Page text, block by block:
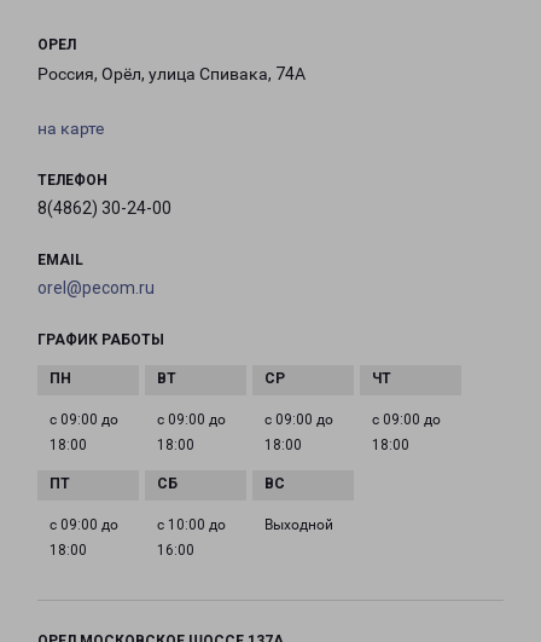
ОРЕЛ
Россия, Орёл, улица Спивака, 74А
на карте
ТЕЛЕФОН
8(4862) 30-24-00
EMAIL
orel@pecom.ru
ГРАФИК РАБОТЫ
с 09:00 до
18:00
с 09:00 до
18:00
с 09:00 до
18:00
с 09:00 до
18:00
с 09:00 до
18:00
с 10:00 до
16:00
Выходной